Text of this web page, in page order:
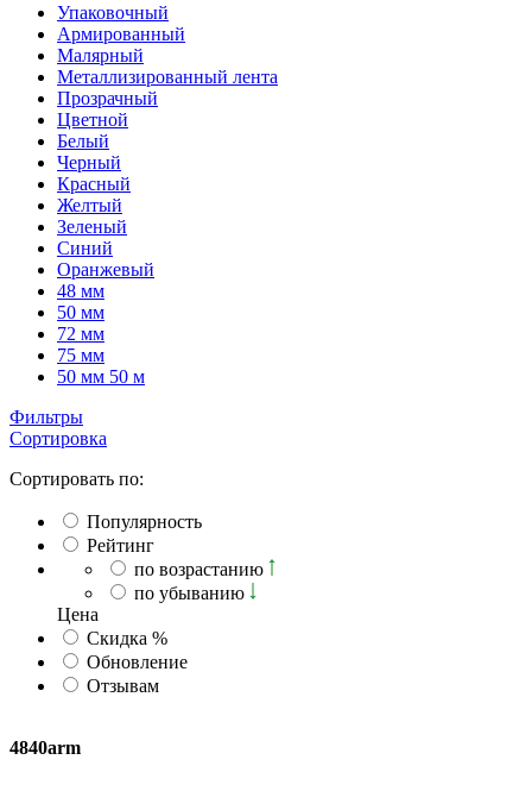
Упаковочный
Армированный
Малярный
Металлизированный лента
Прозрачный
Цветной
Белый
Черный
Красный
Желтый
Зеленый
Синий
Оранжевый
48 мм
50 мм
72 мм
75 мм
50 мм 50 м
Фильтры
Сортировка
Сортировать по:
Популярность
Рейтинг
по возрастанию
по убыванию
Ценa
Скидка %
Обновление
Отзывам
4840arm